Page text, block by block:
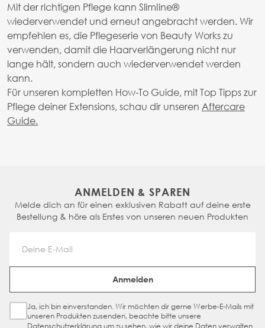
Mit der richtigen Pflege kann SlimIine®
wiederverwendet und erneut angebracht werden. Wir
empfehlen es, die Pflegeserie von Beauty Works zu
verwenden, damit die Haarverlängerung nicht nur
lange hält, sondern auch wiederverwendet werden
kann.
Für unseren kompletten How-To Guide, mit Top Tipps zur
Pflege deiner Extensions, schau dir unseren Aftercare
Guide.
ANMELDEN & SPAREN
Melde dich an für einen exklusiven Rabatt auf deine erste
Bestellung & höre als Erstes von unseren neuen Produkten
Email Address
Anmelden
Sign Up Checkbox
Ja, ich bin einverstanden. Wir möchten dir gerne Werbe-E-Mails mit
unseren Produkten zusenden, beachte bitte unsere
Datenschutzerklärungum zu sehen, wie wir deine Daten verwalten.